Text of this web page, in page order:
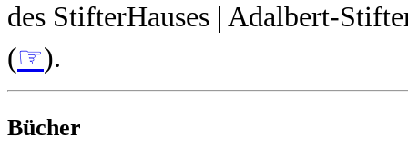
des StifterHauses | Adalbert-
(☞).
Bücher